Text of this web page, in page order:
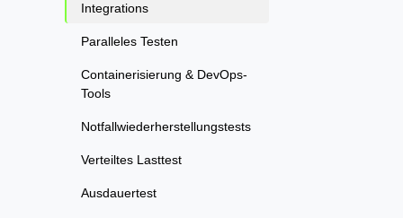
Integrations
Paralleles Testen
Containerisierung & DevOps-
Tools
Notfallwiederherstellungstests
Verteiltes Lasttest
Ausdauertest